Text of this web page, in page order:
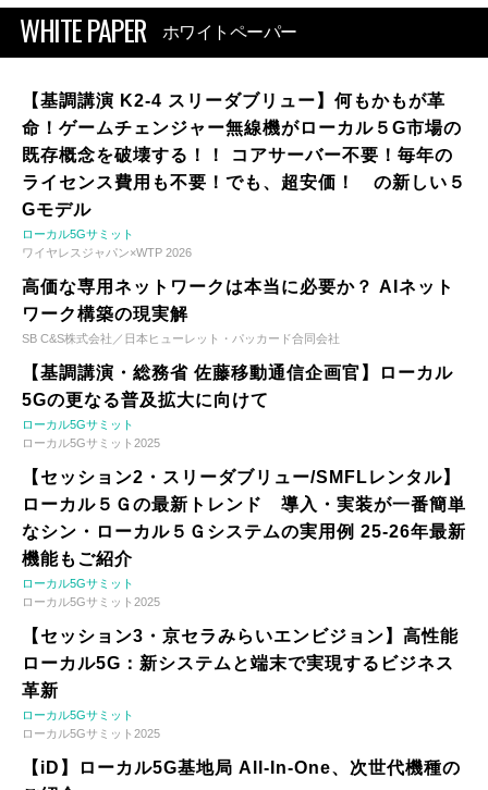
WHITE PAPER ホワイトペーパー
【基調講演 K2-4 スリーダブリュー】何もかもが革
命！ゲームチェンジャー無線機がローカル５G市場の
既存概念を破壊する！！ コアサーバー不要！毎年の
ライセンス費用も不要！でも、超安価！ の新しい５
Gモデル
ローカル5Gサミット
ワイヤレスジャパン×WTP 2026
高価な専用ネットワークは本当に必要か？ AIネット
ワーク構築の現実解
SB C&S株式会社／日本ヒューレット・パッカード合同会社
【基調講演・総務省 佐藤移動通信企画官】ローカル
5Gの更なる普及拡大に向けて
ローカル5Gサミット
ローカル5Gサミット2025
【セッション2・スリーダブリュー/SMFLレンタル】
ローカル５Ｇの最新トレンド 導入・実装が一番簡単
なシン・ローカル５Ｇシステムの実用例 25-26年最新
機能もご紹介
ローカル5Gサミット
ローカル5Gサミット2025
【セッション3・京セラみらいエンビジョン】高性能
ローカル5G：新システムと端末で実現するビジネス
革新
ローカル5Gサミット
ローカル5Gサミット2025
【iD】ローカル5G基地局 All-In-One、次世代機種の